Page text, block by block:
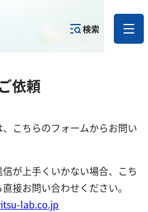
検索
依頼
こちらのフォームからお問い
が上手くいかない場合、こち
接お問い合わせください。
lab.co.jp
カテゴリー
で探す